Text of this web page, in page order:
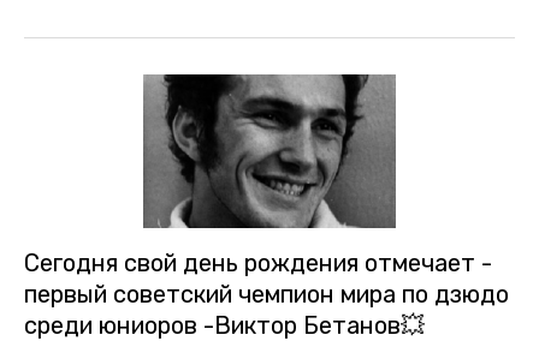
Сегодня свой день рождения отмечает -
первый советский чемпион мира по дзюдо
среди юниоров -Виктор Бетанов💥